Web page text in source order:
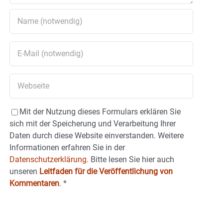
Mit der Nutzung dieses Formulars erklären Sie
sich mit der Speicherung und Verarbeitung Ihrer
Daten durch diese Website einverstanden. Weitere
Informationen erfahren Sie in der
Datenschutzerklärung. Bitte lesen Sie hier auch
unseren Leitfaden für die Veröffentlichung von
Kommentaren. *